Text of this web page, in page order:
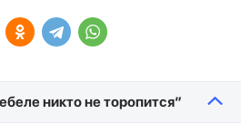
никто не торопится”